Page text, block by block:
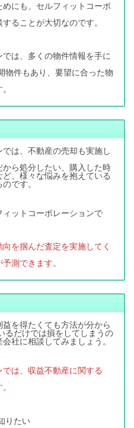
にも、セルフィットコーポ
ることが大切なのです。
は、多くの物件情報を手に
物件もあり、要望に合った物
は、不動産の売却も実施し
ら処分したい、購入した時
、様々な悩みを抱えている
です。
ットコーポレーションで
を掴んだ査定を実施してく
測できます。
を得たくても方法が分から
るだけでは損をしてしまうの
社に相談してみましょう。
は、収益不動産に関する
りたい